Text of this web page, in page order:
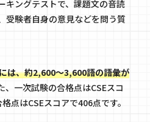
キングテストで、課題文の音読
受験者自身の意見などを問う質
は、約2,600〜3,600語の語彙が
、一次試験の合格点はCSEスコ
点はCSEスコアで406点です。